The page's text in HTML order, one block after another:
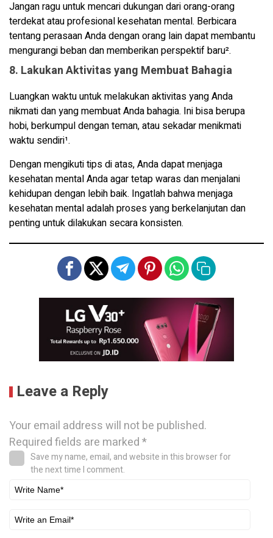
Jangan ragu untuk mencari dukungan dari orang-orang
terdekat atau profesional kesehatan mental. Berbicara
tentang perasaan Anda dengan orang lain dapat membantu
mengurangi beban dan memberikan perspektif baru².
8. Lakukan Aktivitas yang Membuat Bahagia
Luangkan waktu untuk melakukan aktivitas yang Anda
nikmati dan yang membuat Anda bahagia. Ini bisa berupa
hobi, berkumpul dengan teman, atau sekadar menikmati
waktu sendiri¹.
Dengan mengikuti tips di atas, Anda dapat menjaga
kesehatan mental Anda agar tetap waras dan menjalani
kehidupan dengan lebih baik. Ingatlah bahwa menjaga
kesehatan mental adalah proses yang berkelanjutan dan
penting untuk dilakukan secara konsisten.
Leave a Reply
Your email address will not be published.
Required fields are marked*
Save my name, email, and website in this browser for
the next time I comment.